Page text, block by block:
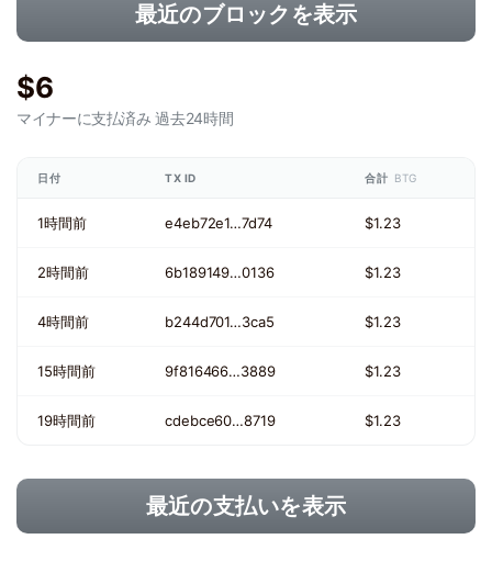
最近のブロックを表示
$6
マイナーに支払済み過去24時間
日付 TX ID 合計 BTG
1時間前 e4eb72e1…7d74 $1.23
2時間前 6b189149…0136 $1.23
4時間前 b244d701…3ca5 $1.23
15時間前 9f816466…3889 $1.23
19時間前 cdebce60…8719 $1.23
最近の支払いを表示